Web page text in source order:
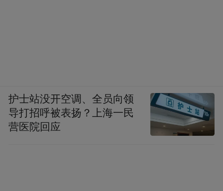
护士站没开空调、全员向领
导打招呼被表扬？上海一民
营医院回应